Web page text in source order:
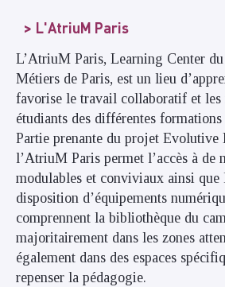
L'AtriuM Paris
L’AtriuM Paris, Learning Center
Métiers de Paris, est un lieu
favorise le travail collaboratif et les
étudiants des différentes
Partie prenante du projet Evolutive
l’AtriuM Paris permet l’accès à de
modulables et conviviaux ainsi que
disposition d’équipements
comprennent la bibliothèque du
majoritairement dans les zones
également dans des espaces
repenser la pédagogie.